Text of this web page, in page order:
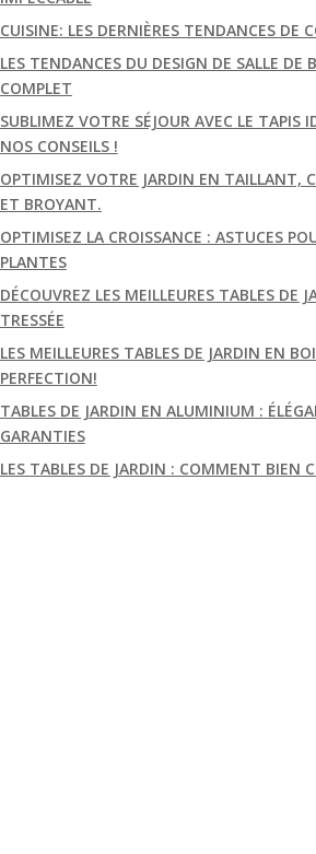
CUISINE: LES DERNIÈRES TENDANCES DE
LES TENDANCES DU DESIGN DE SALLE DE
COMPLET
SUBLIMEZ VOTRE SÉJOUR AVEC LE TAPIS
NOS CONSEILS !
OPTIMISEZ VOTRE JARDIN EN TAILLANT,
ET BROYANT.
OPTIMISEZ LA CROISSANCE : ASTUCES
PLANTES
DÉCOUVREZ LES MEILLEURES TABLES DE
TRESSÉE
LES MEILLEURES TABLES DE JARDIN EN
PERFECTION!
TABLES DE JARDIN EN ALUMINIUM :
GARANTIES
LES TABLES DE JARDIN : COMMENT BIEN